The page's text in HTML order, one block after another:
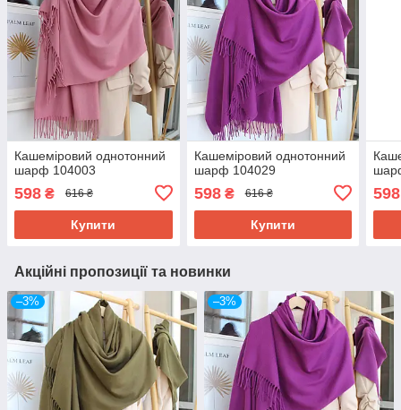
Кашеміровий однотонний
шарф 104003
598 ₴ 616 ₴
Купити
Кашеміровий однотонний
шарф 104029
598₴ 616 ₴
Купити
598
Акційні пропозиції та новинки
–3% –3%